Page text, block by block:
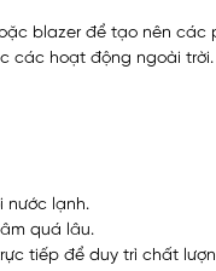
blazer để tạo nên
các hoạt động ngoài trời.
nước lạnh.
quá lâu.
tiếp để duy trì chất